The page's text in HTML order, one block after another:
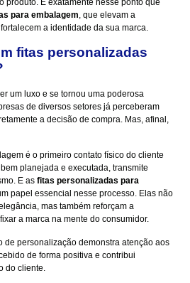
produto. É exatamente nesse ponto que
para embalagem, que elevam a
a identidade da sua marca.
fitas personalizadas
um luxo e se tornou uma poderosa
de diversos setores já perceberam
a decisão de compra. Mas, afinal,
é o primeiro contato físico do cliente
planejada e executada, transmite
E as fitas personalizadas para
papel essencial nesse processo. Elas não
mas também reforçam a
a marca na mente do consumidor.
de personalização demonstra atenção aos
de forma positiva e contribui
do cliente.